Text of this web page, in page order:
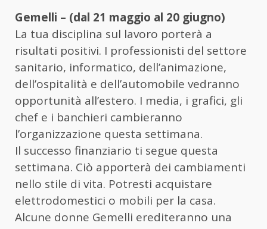
Gemelli – (dal 21 maggio al 20 giugno)
La tua disciplina sul lavoro porterà a
risultati positivi. I professionisti del settore
sanitario, informatico, dell’animazione,
dell’ospitalità e dell’automobile vedranno
opportunità all’estero. I media, i grafici, gli
chef e i banchieri cambieranno
l’organizzazione questa settimana.
Il successo finanziario ti segue questa
settimana. Ciò apporterà dei cambiamenti
nello stile di vita. Potresti acquistare
elettrodomestici o mobili per la casa.
Alcune donne Gemelli erediteranno una